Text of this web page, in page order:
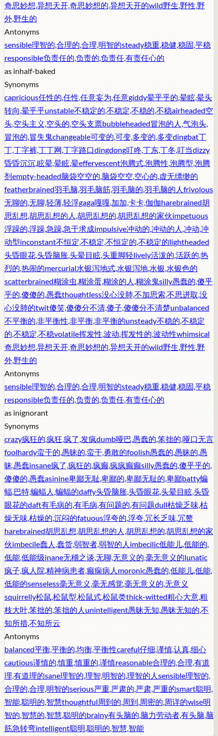
奇思妙想,异想天开,奇思妙想的,异想天开的wild野生,野性,野
外,野生的
Antonyms
sensible理智的,合理的,合理,明智的steady稳重,稳健,稳固,平稳
responsible负责任的,负责的,负责任,有责任心的
as inhalf-baked
Synonyms
capricious任性的,任性,任意妄为,任意giddy晕乎乎的,晕眩,晕头
转向,晕乎乎unstable不稳定的,不稳定,不稳的,不稳airheaded空
头,空头主义,空头的,空头支票bubbleheaded冒泡的人,气泡头,
冒泡的,冒失鬼changeable可变的,可变,多变的,多变dingbat丁
丁,丁字裤,丁丁网,丁字路口dingdong叮咚,丁东,丁冬,叮当dizzy
昏昏沉沉,眩晕,晕眩,晕effervescent泡腾式,泡腾性,泡腾型,泡腾
剂empty-headed脑袋空空的,脑袋空空,空心的,虚无缥缈的
featherbrained羽毛脑,羽毛脑筋,羽毛脑的,羽毛脑的人 frivolous
无聊的,无聊,轻薄,轻浮gaga嘎嘎,加加,卡卡,伽伽harebrained胡
思乱想,胡思乱想的人,胡思乱想的,胡思乱想的家伙impetuous
浮躁的,浮躁,急躁,急于求成impulsive冲动的,冲动的人,冲动,冲
动型inconstant不恒定,不稳定,不恒定的,不稳定的lightheaded
头昏眼花,头昏脑胀,头晕目眩,头重脚轻lively活泼的,活跃的,热
烈的,热闹的mercurial水银泻地式,水银泻地,水银,水银色的
scatterbrained糊涂虫,糊涂蛋,糊涂的人,糊涂鬼silly愚蠢的,傻乎
乎的,傻傻的,愚蠢thoughtless没心没肺,不加思索,不思进取,没
心没肺的twit傻笑,傻傻分不清,傻子,傻傻分不清楚unbalanced
不平衡的,非平衡性,非平衡,非平衡的unsteady不稳的,不稳定
的,不稳定,不稳volatile挥发性,波动,挥发性的,波动性whimsical
奇思妙想,异想天开,奇思妙想的,异想天开的wild野生,野性,野
外,野生的
Antonyms
sensible理智的,合理的,合理,明智的steady稳重,稳健,稳固,平稳
responsible负责任的,负责的,负责任,有责任心的
as inignorant
Synonyms
crazy疯狂的,疯狂,疯了,发疯dumb哑巴,愚蠢的,笨拙的,哑口无言
foolhardy蛮干的,愚昧的,蛮干,勇敢的foolish愚蠢的,愚昧的,愚
昧,愚蠢insane疯了,疯狂的,疯癫,疯疯癫癫silly愚蠢的,傻乎乎的,
傻傻的,愚蠢asinine卑鄙无耻,卑鄙的,卑鄙无耻的,卑鄙batty蝙
蝠,巴特,蝙蝠人,蝙蝠的daffy头昏脑胀,头昏眼花,头晕目眩,头昏
眼花的daft有毛病的,有毛病,有问题的,有问题dull枯燥乏味,枯
燥无味,枯燥的,沉闷的fatuous浮夸的,浮夸,冗长乏味,冗赘
harebrained胡思乱想,胡思乱想的人,胡思乱想的,胡思乱想的家
伙imbecile蠢人,蠢货,弱智者,弱智的人 imbecilic低能儿,低能的,
低能,低能级inane无稽之谈,无聊,无意义的,毫无意义的lunatic
疯子,疯人院,精神病患者,癫痫病人 moronic愚蠢的,低能儿,低能,
低能的senseless毫无意义,毫无感觉,毫无意义的,无意义
squirrelly松鼠,松鼠型,松鼠式,松鼠类thick-witted粗心大意,粗
枝大叶,笨拙的,笨拙的人 unintelligent愚昧无知,愚昧无知的,不
知所措,不知所云
Antonyms
balanced平衡,平衡的,均衡,平衡性careful仔细,谨慎,认真,细心
cautious谨慎的,慎重,慎重的,谨慎reasonable合理的,合理,有道
理,有道理的sane理智的,理智,明智的,理智的人 sensible理智的,
合理的,合理,明智的serious严重,严肃的,严肃,严重的smart聪明,
智能,聪明的,智慧thoughtful周到的,周到,周密的,周详的wise明
智的,智慧的,智慧,聪明的brainy有头脑的,脑力劳动者,有头脑,脑
筋急转弯intelligent聪明,聪明的,智慧,智能